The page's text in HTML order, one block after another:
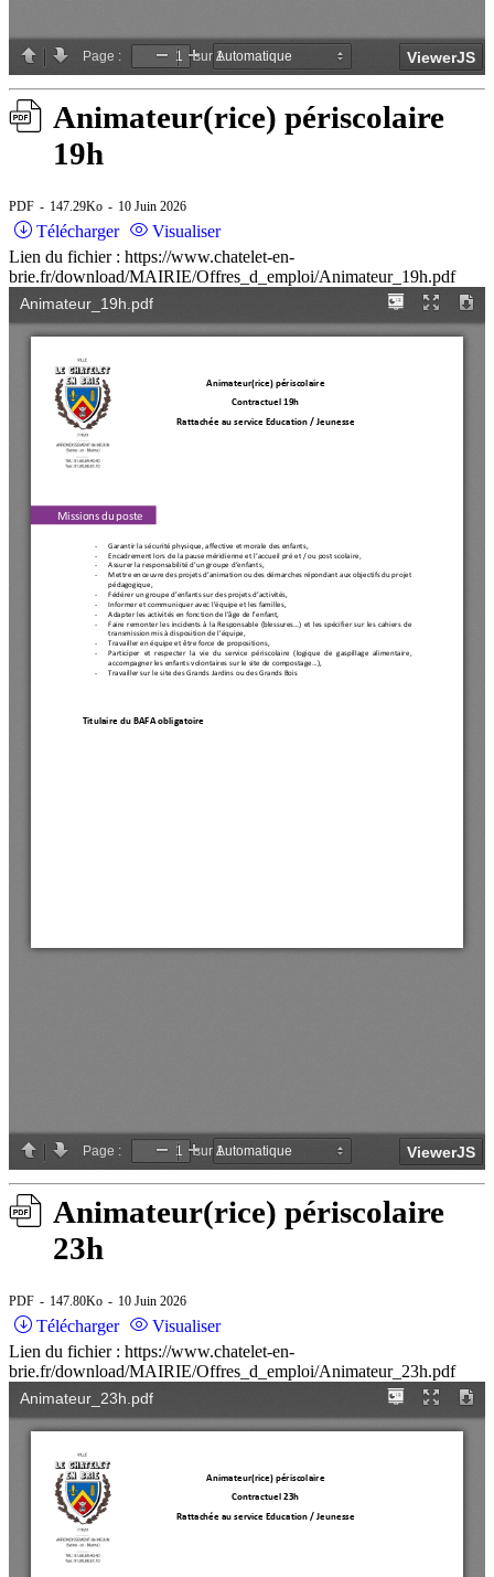
Animateur(rice) périscolaire
19h
PDF 147.29Ko 10 Juin 2026
Télécharger
Visualiser
Lien du fichier : https://www.chatelet-en-
brie.fr/download/MAIRIE/Offres_d_emploi/Animateur_19h.pdf
Animateur(rice) périscolaire
23h
PDF 147.80Ko 10 Juin 2026
Télécharger
Visualiser
Lien du fichier : https://www.chatelet-en-
brie.fr/download/MAIRIE/Offres_d_emploi/Animateur_23h.pdf